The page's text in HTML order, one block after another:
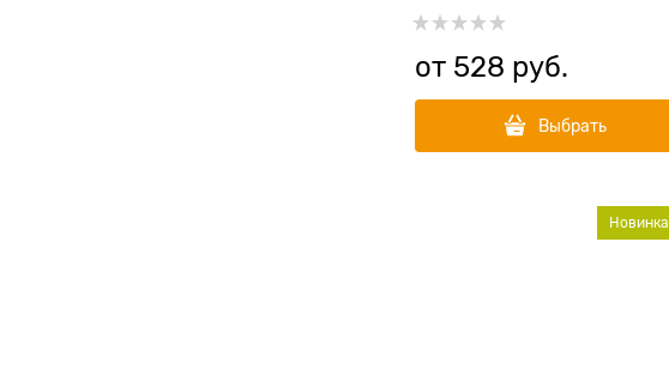
Breed Cat Turkey with Rabbit
от 528 руб.
Выбрать
Новинка